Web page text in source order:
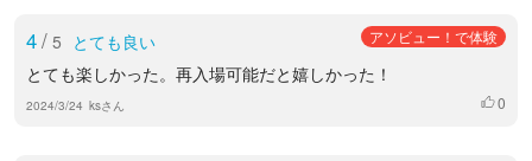
4/ 5 とても良い アソビュー！で体験
とても楽しかった。再入場可能だと嬉しかった！
2024/3/24 ksさん いいね
0